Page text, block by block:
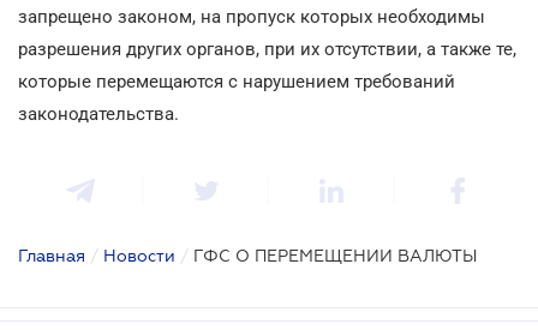
запрещено законом, на пропуск которых необходимы
разрешения других органов, при их отсутствии, а также те,
которые перемещаются с нарушением требований
законодательства.
Главная / Новости / ГФС О ПЕРЕМЕЩЕНИИ ВАЛЮТЫ